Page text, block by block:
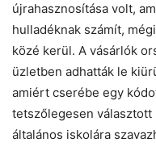
újrahasznosítása volt,
hulladéknak számít,
közé kerül. A vásárlók
üzletben adhatták le
amiért cserébe egy
tetszőlegesen választott
általános iskolára